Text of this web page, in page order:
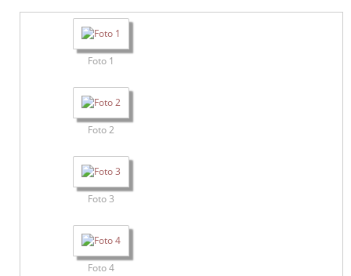
Foto 1
Foto 2
Foto 3
Foto 4